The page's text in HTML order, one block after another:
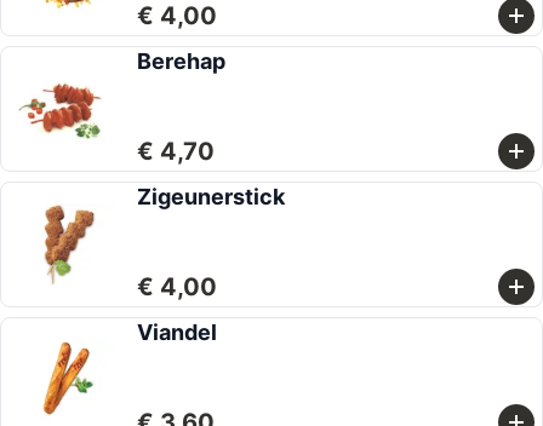
€ 4,00
Berehap
€ 4,70
Zigeunerstick
€ 4,00
Viandel